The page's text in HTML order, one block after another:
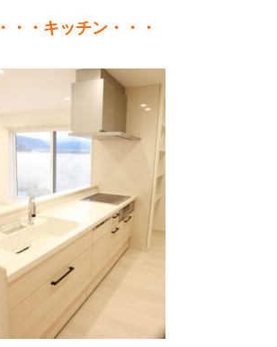
・・・キッチン・・・